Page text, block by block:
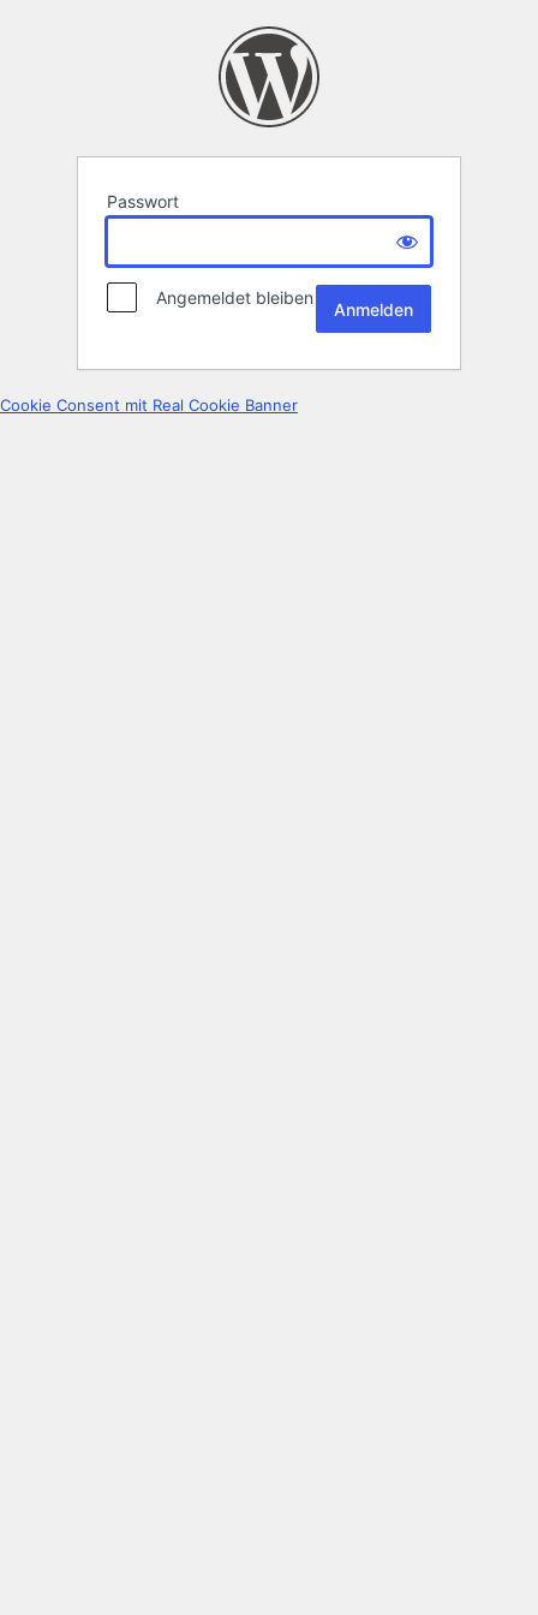
Passwort
Angemeldet bleiben
Cookie Consent mit Real Cookie Banner